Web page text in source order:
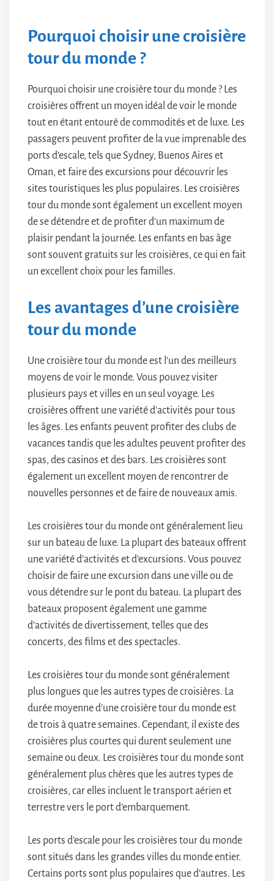
Pourquoi choisir une croisière
tour du monde ?
Pourquoi choisir une croisière tour du monde ? Les
croisières offrent un moyen idéal de voir le monde
tout en étant entouré de commodités et de luxe. Les
passagers peuvent profiter de la vue imprenable des
ports d’escale, tels que Sydney, Buenos Aires et
Oman, et faire des excursions pour découvrir les
sites touristiques les plus populaires. Les croisières
tour du monde sont également un excellent moyen
de se détendre et de profiter d’un maximum de
plaisir pendant la journée. Les enfants en bas âge
sont souvent gratuits sur les croisières, ce qui en fait
un excellent choix pour les familles.
Les avantages d’une croisière
tour du monde
Une croisière tour du monde est l’un des meilleurs
moyens de voir le monde. Vous pouvez visiter
plusieurs pays et villes en un seul voyage. Les
croisières offrent une variété d’activités pour tous
les âges. Les enfants peuvent profiter des clubs de
vacances tandis que les adultes peuvent profiter des
spas, des casinos et des bars. Les croisières sont
également un excellent moyen de rencontrer de
nouvelles personnes et de faire de nouveaux amis.
Les croisières tour du monde ont généralement lieu
sur un bateau de luxe. La plupart des bateaux offrent
une variété d’activités et d’excursions. Vous pouvez
choisir de faire une excursion dans une ville ou de
vous détendre sur le pont du bateau. La plupart des
bateaux proposent également une gamme
d’activités de divertissement, telles que des
concerts, des films et des spectacles.
Les croisières tour du monde sont généralement
plus longues que les autres types de croisières. La
durée moyenne d’une croisière tour du monde est
de trois à quatre semaines. Cependant, il existe des
croisières plus courtes qui durent seulement une
semaine ou deux. Les croisières tour du monde sont
généralement plus chères que les autres types de
croisières, car elles incluent le transport aérien et
terrestre vers le port d’embarquement.
Les ports d’escale pour les croisières tour du monde
sont situés dans les grandes villes du monde entier.
Certains ports sont plus populaires que d’autres. Les